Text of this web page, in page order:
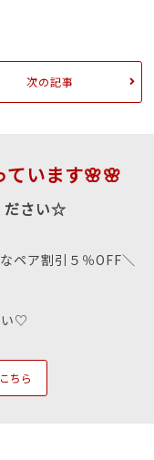
次の記事
います🌸🌸
ださい☆
ペア割引５％OFF＼
い♡
ちら